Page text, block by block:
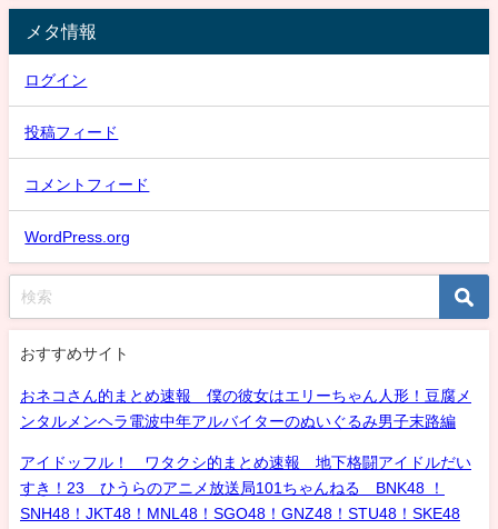
メタ情報
ログイン
投稿フィード
コメントフィード
WordPress.org
おすすめサイト
おネコさん的まとめ速報 僕の彼女はエリーちゃん人形！豆腐メ
ンタルメンヘラ電波中年アルバイターのぬいぐるみ男子末路編
アイドッフル！ ワタクシ的まとめ速報 地下格闘アイドルだい
すき！23 ひうらのアニメ放送局101ちゃんねる BNK48 ！
SNH48！JKT48！MNL48！SGO48！GNZ48！STU48！SKE48